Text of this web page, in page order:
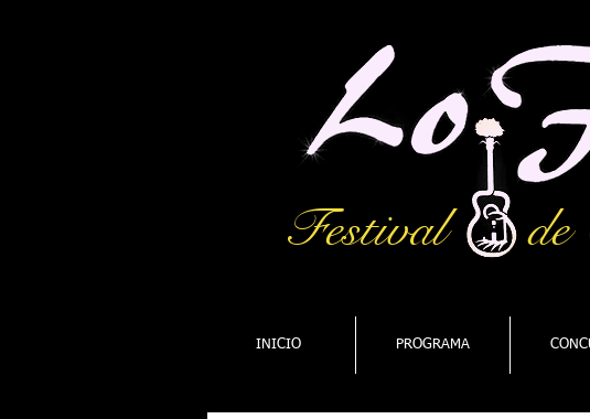
Festival
INICIO PROGRAMA